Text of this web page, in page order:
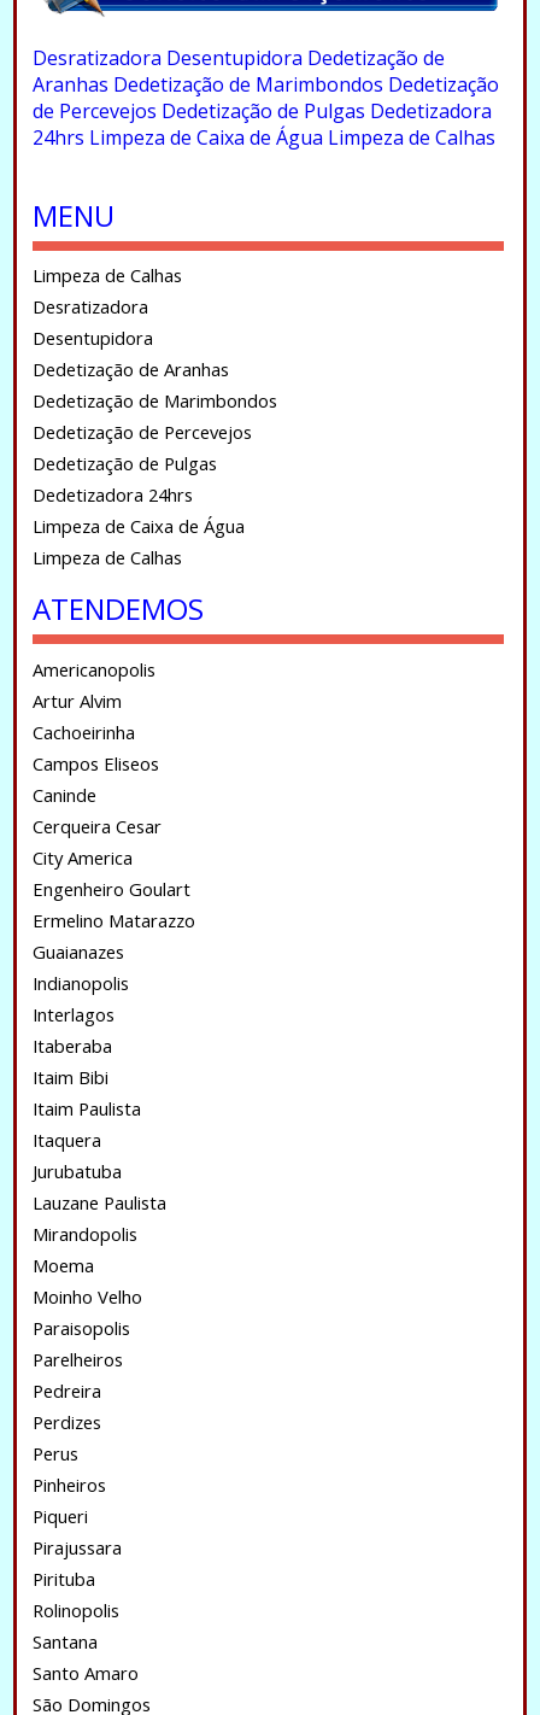
Desratizadora Desentupidora Dedetização de
Aranhas Dedetização de Marimbondos Dedetização
de Percevejos Dedetização de Pulgas Dedetizadora
24hrs Limpeza de Caixa de Água Limpeza de Calhas
MENU
Limpeza de Calhas
Desratizadora
Desentupidora
Dedetização de Aranhas
Dedetização de Marimbondos
Dedetização de Percevejos
Dedetização de Pulgas
Dedetizadora 24hrs
Limpeza de Caixa de Água
Limpeza de Calhas
ATENDEMOS
Americanopolis
Artur Alvim
Cachoeirinha
Campos Eliseos
Caninde
Cerqueira Cesar
City America
Engenheiro Goulart
Ermelino Matarazzo
Guaianazes
Indianopolis
Interlagos
Itaberaba
Itaim Bibi
Itaim Paulista
Itaquera
Jurubatuba
Lauzane Paulista
Mirandopolis
Moema
Moinho Velho
Paraisopolis
Parelheiros
Pedreira
Perdizes
Perus
Pinheiros
Piqueri
Pirajussara
Pirituba
Rolinopolis
Santana
Santo Amaro
São Domingos